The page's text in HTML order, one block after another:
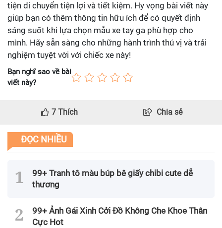
tiện di chuyển tiện lợi và tiết kiệm. Hy vọng bài viết này
giúp bạn có thêm thông tin hữu ích để có quyết định
sáng suốt khi lựa chọn mẫu xe tay ga phù hợp cho
mình. Hãy sẵn sàng cho những hành trình thú vị và trải
nghiệm tuyệt vời với chiếc xe này!
Bạn nghĩ sao về bài
viết này?
7 Thích Chia sẻ
ĐỌC NHIỀU
99+ Tranh tô màu búp bê giấy chibi cute dễ
thương
99+ Ảnh Gái Xinh Cởi Đồ Không Che Khoe Thân
Cực Hot